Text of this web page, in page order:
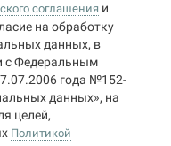
соглашения и
на обработку
данных, в
с Федеральным
года №152-
данных», на
целей,
Политикой